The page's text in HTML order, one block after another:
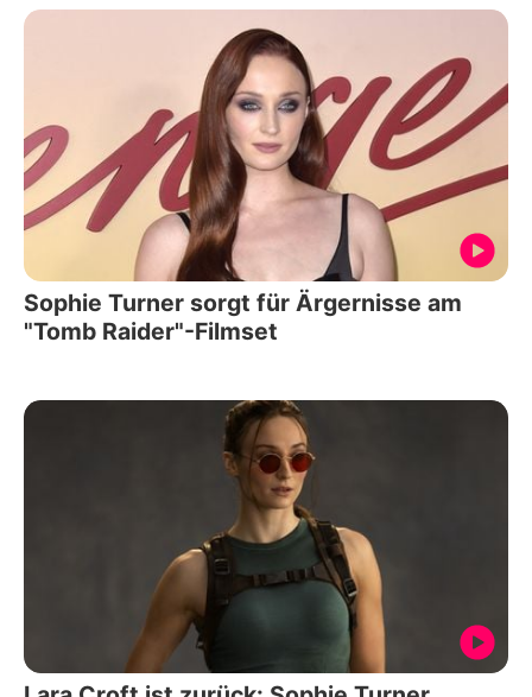
Sophie Turner sorgt für Ärgernisse am
"Tomb Raider"-Filmset